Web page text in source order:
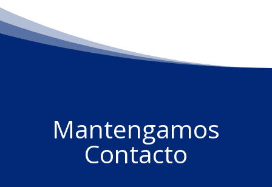
Mantengamos
Contacto